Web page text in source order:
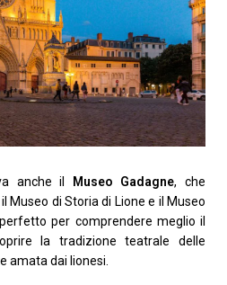
anche il Museo Gadagne, che
Museo di Storia di Lione e il Museo
per comprendere meglio il
la tradizione teatrale delle
amata dai lionesi.